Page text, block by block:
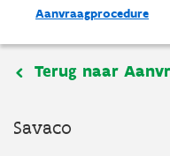
Aanvraagprocedure
Terug naar
Savaco